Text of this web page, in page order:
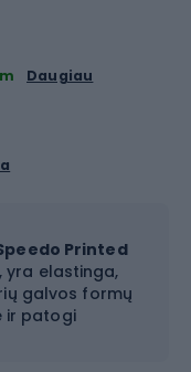
Daugiau
Printed
yra elastinga,
galvos formų
ir patogi